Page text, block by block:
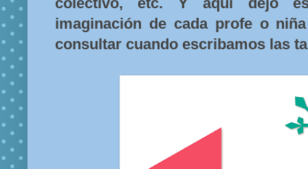
imaginación de cada profe o
consultar cuando escribamos las